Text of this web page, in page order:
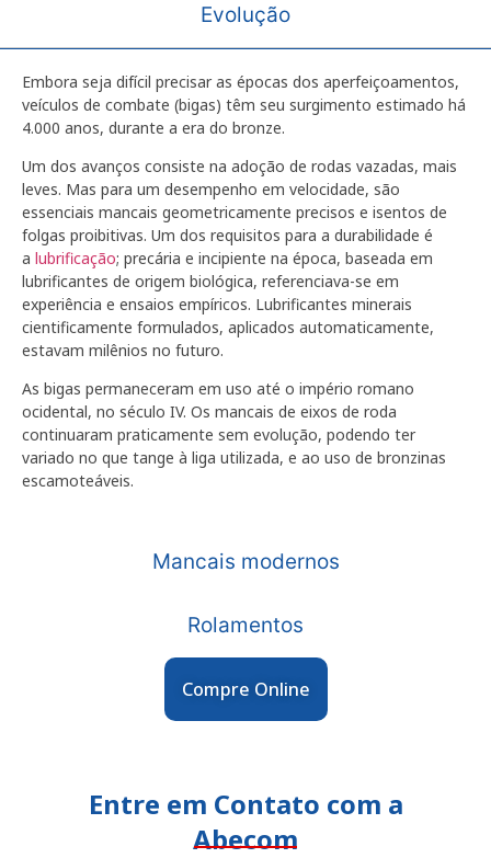
Evolução
Mancais modernos
Rolamentos
Embora seja difícil precisar as épocas dos aperfeiçoamentos,
veículos de combate (bigas) têm seu surgimento estimado há
4.000 anos, durante a era do bronze.
Um dos avanços consiste na adoção de rodas vazadas, mais
leves. Mas para um desempenho em velocidade, são
essenciais mancais geometricamente precisos e isentos de
folgas proibitivas. Um dos requisitos para a durabilidade é
a lubrificação; precária e incipiente na época, baseada em
lubrificantes de origem biológica, referenciava-se em
experiência e ensaios empíricos. Lubrificantes minerais
cientificamente formulados, aplicados automaticamente,
estavam milênios no futuro.
As bigas permaneceram em uso até o império romano
ocidental, no século IV. Os mancais de eixos de roda
continuaram praticamente sem evolução, podendo ter
variado no que tange à liga utilizada, e ao uso de bronzinas
escamoteáveis.
Compre Online
Entre em Contato com a
Abecom